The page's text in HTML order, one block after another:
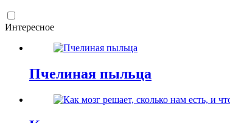
Интересное
Пчелиная пыльца